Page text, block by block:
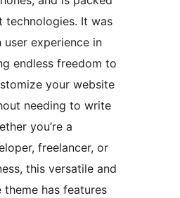
technologies. It was
experience in
endless freedom to
your website
needing to write
you’re a
freelancer, or
this versatile and
has features